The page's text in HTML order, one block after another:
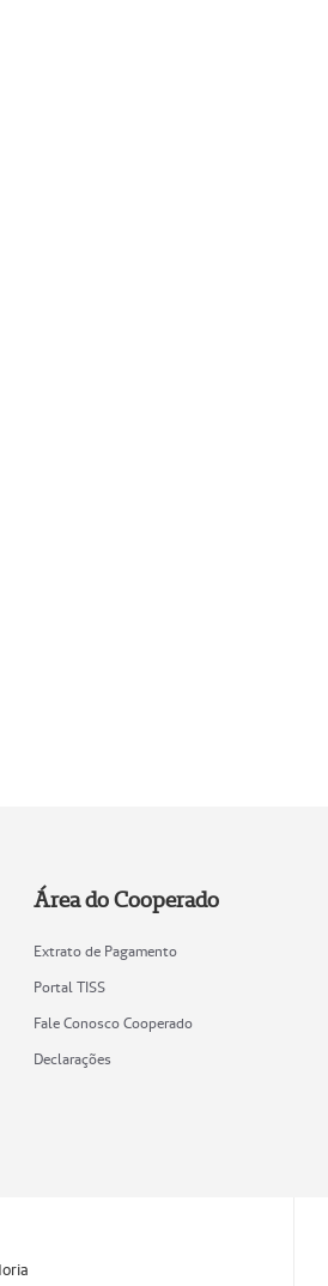
Área do Cooperado
Extrato de Pagamento
Portal TISS
Fale Conosco Cooperado
Declarações